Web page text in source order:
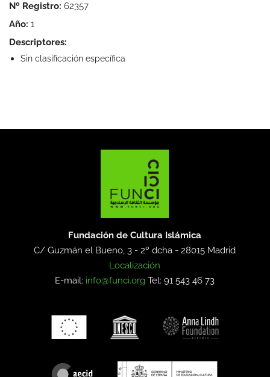
Nº Registro: 62357
Año: 1
Descriptores:
Sin clasificación específica
Fundación de Cultura Islámica
C/ Guzmán el Bueno, 3 - 2º dcha -28015 Madrid
Localización
E-mail: info@funci.org Tel: 91 543 46 73